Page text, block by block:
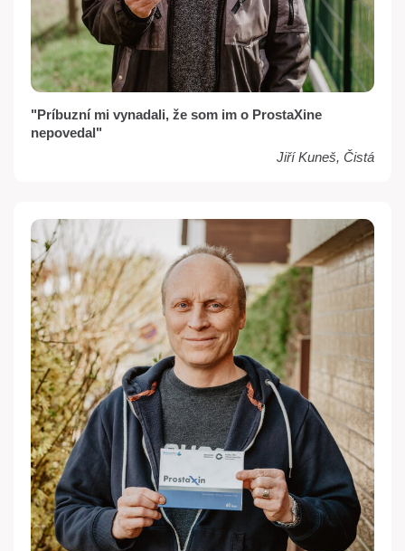
"Príbuzní mi vynadali, že som im o ProstaXine
nepovedal"
Jiří Kuneš, Čistá